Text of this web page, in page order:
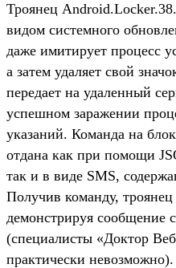
Троянец
видом системного
даже имитирует процесс
а затем удаляет свой
передает на удаленный
успешном заражении
указаний. Команда на
отдана как при помощи
так и в виде SMS,
Получив команду, троянец
демонстрируя сообщение
(специалисты «Доктор
практически